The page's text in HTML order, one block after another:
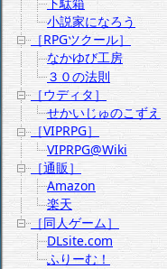
小説家になろう
［RPGツクール］
なかゆび工房
３０の法則
［ウディタ］
せかいじゅのこずえ
［VIPRPG］
VIPRPG@Wiki
［通販］
Amazon
楽天
［同人ゲーム］
DLsite.com
ふりーむ！